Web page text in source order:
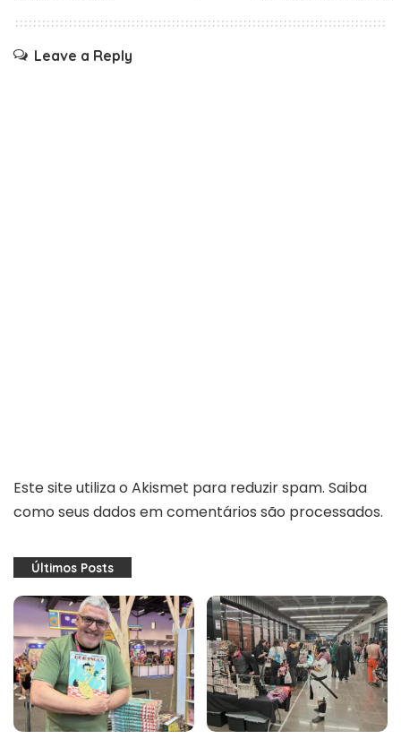
Leave a Reply
Este site utiliza o Akismet para reduzir spam. Saiba
como seus dados em comentários são processados.
Últimos Posts